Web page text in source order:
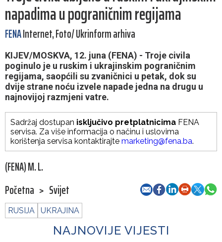
napadima u pograničnim regijama
FENAInternet, Foto/ Ukrinform arhiva
KIJEV/MOSKVA, 12. juna (FENA) - Troje civila
poginulo je u ruskim i ukrajinskim pograničnim
regijama, saopćili su zvaničnici u petak, dok su
dvije strane noću izvele napade jedna na drugu u
najnovijoj razmjeni vatre.
Sadržaj dostupan isključivo pretplatnicima FENA
servisa. Za više informacija o načinu i uslovima
korištenja servisa kontaktirajte marketing@fena.ba.
(FENA) M. L.
Početna > Svijet
RUSIJA UKRAJINA
NAJNOVIJE VIJESTI